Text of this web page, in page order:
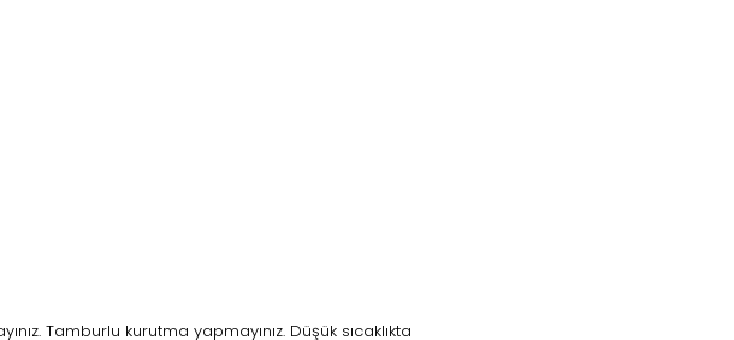
Tamburlu kurutma yapmayınız. Düşük sıcaklıkta